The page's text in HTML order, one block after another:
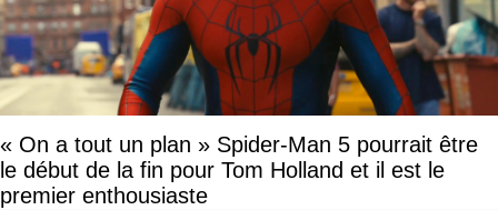
« On a tout un plan » Spider-Man 5 pourrait être
le début de la fin pour Tom Holland et il est le
premier enthousiaste